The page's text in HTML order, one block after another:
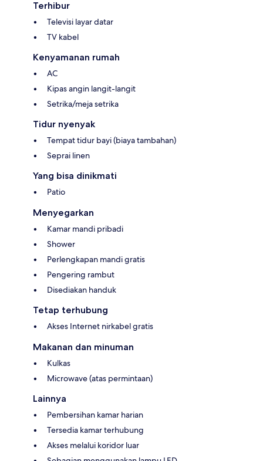
Terhibur
Televisi layar datar
TV kabel
Kenyamanan rumah
AC
Kipas angin langit-langit
Setrika/meja setrika
Tidur nyenyak
Tempat tidur bayi (biaya tambahan)
Seprai linen
Yang bisa dinikmati
Patio
Menyegarkan
Kamar mandi pribadi
Shower
Perlengkapan mandi gratis
Pengering rambut
Disediakan handuk
Tetap terhubung
Akses Internet nirkabel gratis
Makanan dan minuman
Kulkas
Microwave (atas permintaan)
Lainnya
Pembersihan kamar harian
Tersedia kamar terhubung
Akses melalui koridor luar